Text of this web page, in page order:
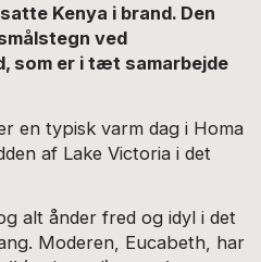
Kenya i brand. Den
ved
som er i tæt samarbejde
en typisk varm dag i Homa
af Lake Victoria i det
alt ånder fred og idyl i det
Moderen, Eucabeth, har